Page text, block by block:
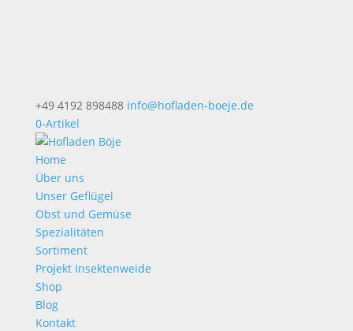
+49 4192 898488 info@hofladen-boeje.de
0-Artikel
Home
Über uns
Unser Geflügel
Obst und Gemüse
Spezialitäten
Sortiment
Projekt Insektenweide
Shop
Blog
Kontakt